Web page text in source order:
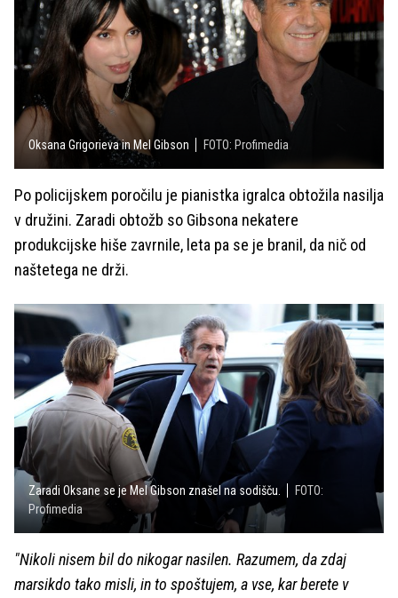
Oksana Grigorieva in Mel Gibson FOTO: Profimedia
Po policijskem poročilu je pianistka igralca obtožila nasilja
v družini. Zaradi obtožb so Gibsona nekatere
produkcijske hiše zavrnile, leta pa se je branil, da nič od
naštetega ne drži.
Zaradi Oksane se je Mel Gibson znašel na sodišču.
FOTO:
Profimedia
"Nikoli nisem bil do nikogar nasilen. Razumem, da zdaj
marsikdo tako misli, in to spoštujem, a vse, kar berete v